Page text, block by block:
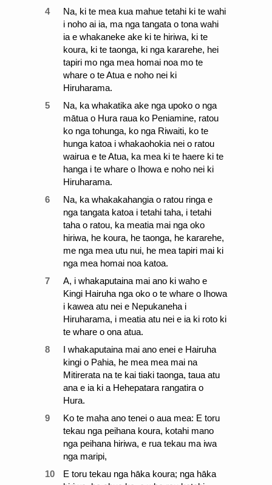
4
Na, ki te mea kua mahue tetahi ki te wahi
i noho ai ia, ma nga tangata o tona wahi
ia e whakaneke ake ki te hiriwa, ki te
koura, ki te taonga, ki nga kararehe, hei
tapiri mo nga mea homai noa mo te
whare o te Atua e noho nei ki
Hiruharama.
5
Na, ka whakatika ake nga upoko o nga
mātua o Hura raua ko Peniamine, ratou
ko nga tohunga, ko nga Riwaiti, ko te
hunga katoa i whakaohokia nei o ratou
wairua e te Atua, ka mea ki te haere ki te
hanga i te whare o Ihowa e noho nei ki
Hiruharama.
6
Na, ka whakakahangia o ratou ringa e
nga tangata katoa i tetahi taha, i tetahi
taha o ratou, ka meatia mai nga oko
hiriwa, he koura, he taonga, he kararehe,
me nga mea utu nui, he mea tapiri mai ki
nga mea homai noa katoa.
7
A, i whakaputaina mai ano ki waho e
Kingi Hairuha nga oko o te whare o Ihowa
i kawea atu nei e Nepukaneha i
Hiruharama, i meatia atu nei e ia ki roto ki
te whare o ona atua.
8
I whakaputaina mai ano enei e Hairuha
kingi o Pahia, he mea mea mai na
Mitirerata na te kai tiaki taonga, taua atu
ana e ia ki a Hehepatara rangatira o
Hura.
9
Ko te maha ano tenei o aua mea: E toru
tekau nga peihana koura, kotahi mano
nga peihana hiriwa, e rua tekau ma iwa
nga maripi,
10
E toru tekau nga hāka koura; nga hāka